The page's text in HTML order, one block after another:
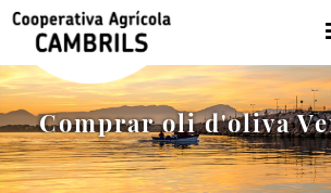
Comprar oli d'oliva
BOTIGA COMPRA
LA COOPERATIVA
OLEOTOUR
PRODUCTES